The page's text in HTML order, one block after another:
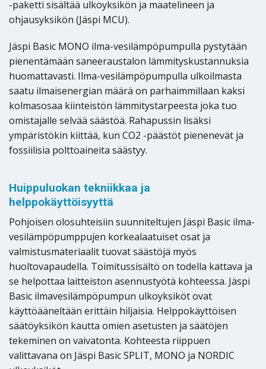
-paketti sisältää ulkoyksikön ja maatelineen ja
ohjausyksikön (Jäspi MCU).
Jäspi Basic MONO ilma-vesilämpöpumpulla pystytään
pienentämään saneeraustalon lämmityskustannuksia
huomattavasti. Ilma-vesilämpöpumpulla ulkoilmasta
saatu ilmaisenergian määrä on parhaimmillaan kaksi
kolmasosaa kiinteistön lämmitystarpeesta joka tuo
omistajalle selvää säästöä. Rahapussin lisäksi
ympäristökin kiittää, kun CO2 -päästöt pienenevät ja
fossiilisia polttoaineita säästyy.
Huippuluokan tekniikkaa ja
helppokäyttöisyyttä
Pohjoisen olosuhteisiin suunniteltujen Jäspi Basic ilma-
vesilämpöpumppujen korkealaatuiset osat ja
valmistusmateriaalit tuovat säästöjä myös
huoltovapaudella. Toimitussisältö on todella kattava ja
se helpottaa laitteiston asennustyötä kohteessa. Jäspi
Basic ilmavesilämpöpumpun ulkoyksiköt ovat
käyttöääneltään erittäin hiljaisia. Helppokäyttöisen
säätöyksikön kautta omien asetusten ja säätöjen
tekeminen on vaivatonta. Kohteesta riippuen
valittavana on Jäspi Basic SPLIT, MONO ja NORDIC